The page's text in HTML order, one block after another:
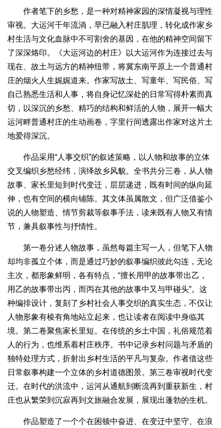
作者笔下的乡愁，是一种对精神家园的深情凝视与理性
审视。大运河千年流淌，早已融入村庄肌理，转化成作家乡
村生活与文化血脉中不可割舍的基因，在他的精神空间留下
了深深烙印。《大运河边的村庄》以大运河作为连接过去与
现在、故土与远方的精神纽带，将冀东南平原上一个普通村
庄的烟火人生娓娓道来。作家写故土、写童年、写民俗、写
自己熟悉生活和人事，将自身记忆深处的日常写得朴素而真
切，以深沉的乡愁、精巧的结构和鲜活的人物，展开一幅大
运河畔普通村庄的生动画卷，字里行间透露出作家对这片土
地爱得深沉。
作品采用“人事交织”的叙述策略，以人物和故事的立体
交叉编织乡愁经纬，演绎故乡风貌。全书共分三卷，从人物
故事、家长里短到时代变迁，层层递进，既有时间的纵向延
伸，也有空间的横向铺陈。其文体虽属散文，但广泛借鉴小
说的人物塑造、情节剪裁等叙事手法，读来既有人物又有情
节，兼具叙事性与抒情性。
第一卷分述人物故事，虽然每篇主写一人，但笔下人物
却均非孤立个体，而是通过巧妙的叙事编织彼此勾连，无论
主次，都形象鲜明，各有特点，“擅长用甲的故事带出乙，
用乙的故事带出丙，而丙在其他的故事中又与甲碰头”。这
种编排设计，复刻了乡村社会人事交织的真实生态，不仅让
人物形象有棱有角地站立起来，也让读者在阅读中身临其
境。第二卷聚焦家长里短。在传统的乡土中国，礼俗规范着
人的行为，也维系着村庄秩序。书中记录乡村问题与矛盾的
独特处理方式，折射出乡村生活的平凡与复杂。作者借这些
日常叙事构建一个立体的乡村道德图景。第三卷审视时代变
迁。在时代的洪流中，运河从通航到断流再到重获新生，村
庄也从繁荣到沉寂再到文旅融合发展，展现出蓬勃的生机。
作品塑造了一个个在困顿中奋进、在变迁中坚守、在浪